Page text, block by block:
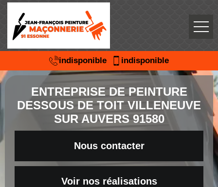
indisponible indisponible
ENTREPRISE DE PEINTURE
DESSOUS DE TOIT VILLENEUVE
SUR AUVERS 91580
Nous contacter
Voir nos réalisations